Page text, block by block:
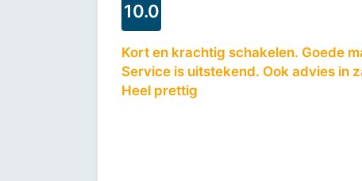
10.0
Kort en krachtig schakelen. Goede
Service is uitstekend. Ook advies in
Heel prettig